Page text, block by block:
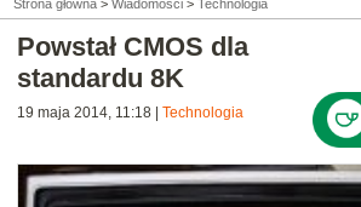
Strona główna > Wiadomości > Technologia
Powstał CMOS dla
standardu 8K
19 maja 2014, 11:18 Technologia